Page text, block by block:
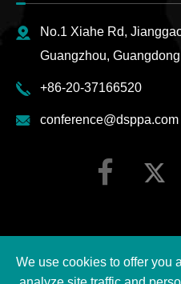
No.1 Xiahe Rd,
Guangzhou,
+86-20-37166520
conference@dsppa.com
Derechos DE AUTOR ©
We use cookies to offer you